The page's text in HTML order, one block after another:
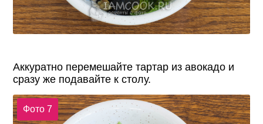
Аккуратно перемешайте тартар из авокадо и
сразу же подавайте к столу.
Фото 7